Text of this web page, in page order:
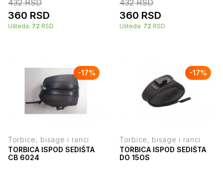
432 RSD
360 RSD
Ušteda: 72 RSD
432 RSD
360 RSD
Ušteda: 72 RSD
-17%
Torbice, bisage i ranci
TORBICA ISPOD SEDIŠTA
CB 6024
-17%
Torbice, bisage i ranci
TORBICA ISPOD SEDIŠTA
DO 15OS